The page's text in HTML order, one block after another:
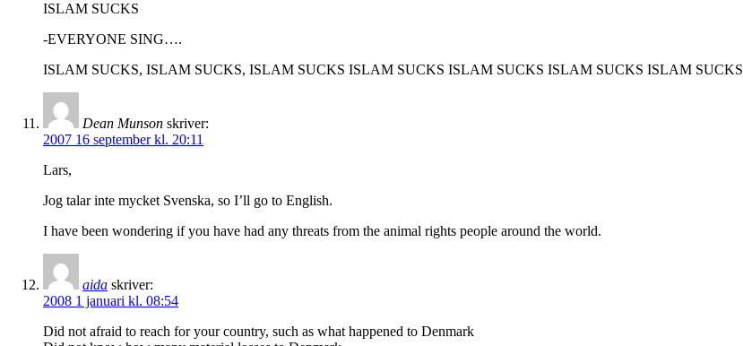
ISLAM SUCKS
-EVERYONE SING….
ISLAM SUCKS, ISLAM SUCKS, ISLAM SUCKS ISLAM SUCKS ISLAM SUCKS ISLAM SUCKS ISLAM SUCKS
Dean Munson skriver:
2007 16 september kl. 20:11
Lars,
Jog talar inte mycket Svenska, so I’ll go to English.
I have been wondering if you have had any threats from the animal rights people around the world.
aida skriver:
2008 1 januari kl. 08:54
Did not afraid to reach for your country, such as what happened to Denmark